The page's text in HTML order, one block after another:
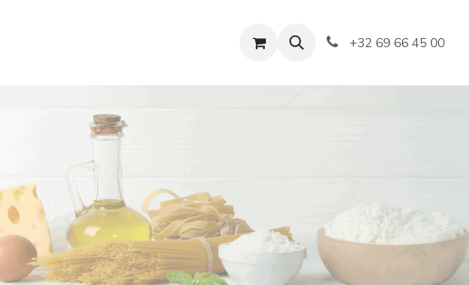
+32 69 66 45 00